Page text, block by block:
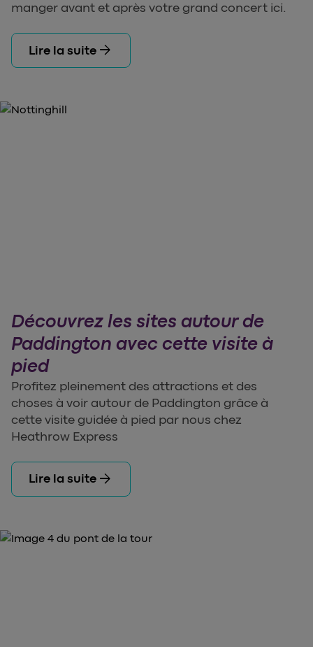
manger avant et après votre grand concert ici.
Lire la suite arrow_forward
Découvrez les sites autour de
Paddington avec cette visite à
pied
Profitez pleinement des attractions et des
choses à voir autour de Paddington grâce à
cette visite guidée à pied par nous chez
Heathrow Express
Lire la suite arrow_forward